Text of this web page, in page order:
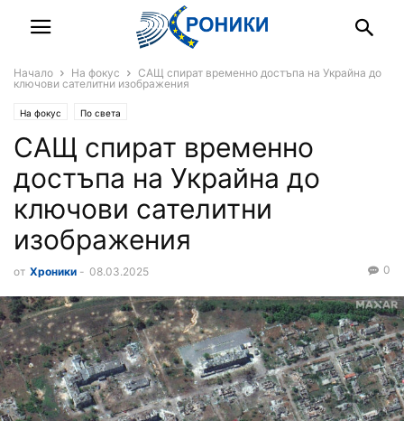
Начало На фокус
САЩ спират временно достъпа на Украйна до
ключови сателитни изображения
На фокус По света
САЩ спират временно
достъпа на Украйна до
ключови сателитни
изображения
от Хроники - 08.03.2025 0